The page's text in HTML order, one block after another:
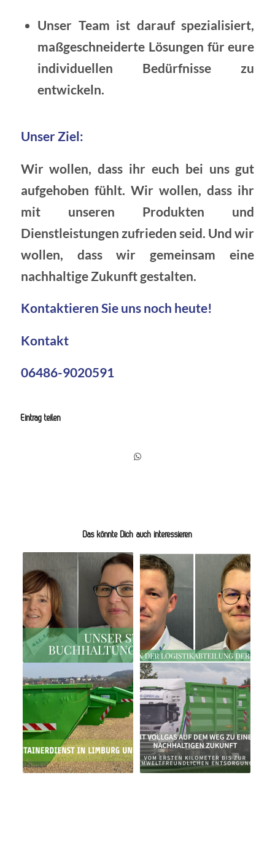
Unser Team ist darauf spezialisiert,
maßgeschneiderte Lösungen für eure
individuellen Bedürfnisse zu
entwickeln.
Unser Ziel:
Wir wollen, dass ihr euch bei uns gut
aufgehoben fühlt. Wir wollen, dass ihr
mit unseren Produkten und
Dienstleistungen zufrieden seid. Und wir
wollen, dass wir gemeinsam eine
nachhaltige Zukunft gestalten.
Kontaktieren Sie uns noch heute!
Kontakt
06486-9020591
Eintrag teilen
Das könnte Dich auch interessieren